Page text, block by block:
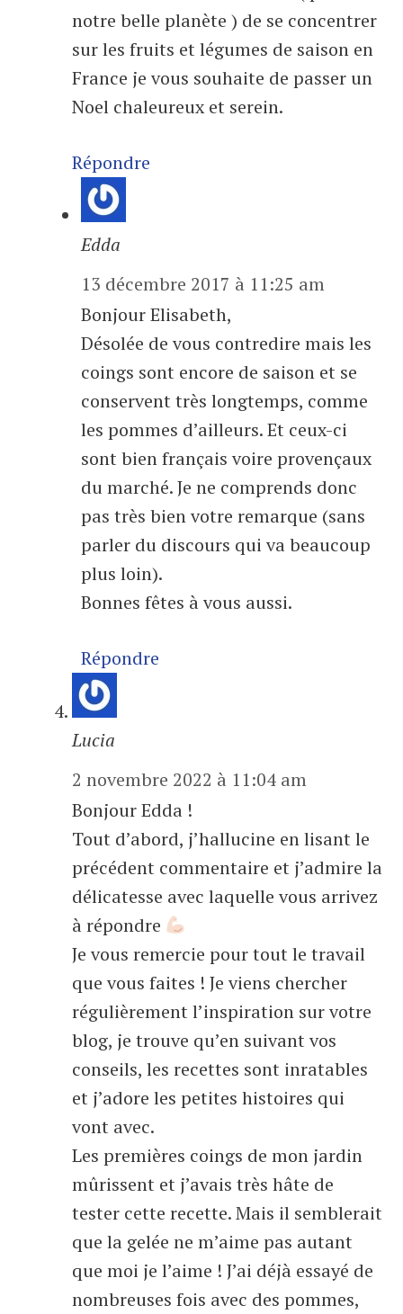
notre belle planète ) de se concentrer
sur les fruits et légumes de saison en
France je vous souhaite de passer un
Noel chaleureux et serein.
Répondre
Edda
13 décembre 2017 à 11:25 am
Bonjour Elisabeth,
Désolée de vous contredire mais les
coings sont encore de saison et se
conservent très longtemps, comme
les pommes d’ailleurs. Et ceux-ci
sont bien français voire provençaux
du marché. Je ne comprends donc
pas très bien votre remarque (sans
parler du discours qui va beaucoup
plus loin).
Bonnes fêtes à vous aussi.
Répondre
Lucia
2 novembre 2022 à 11:04 am
Bonjour Edda !
Tout d’abord, j’hallucine en lisant le
précédent commentaire et j’admire la
délicatesse avec laquelle vous arrivez
à répondre
Je vous remercie pour tout le travail
que vous faites ! Je viens chercher
régulièrement l’inspiration sur votre
blog, je trouve qu’en suivant vos
conseils, les recettes sont inratables
et j’adore les petites histoires qui
vont avec.
Les premières coings de mon jardin
mûrissent et j’avais très hâte de
tester cette recette. Mais il semblerait
que la gelée ne m’aime pas autant
que moi je l’aime ! J’ai déjà essayé de
nombreuses fois avec des pommes,